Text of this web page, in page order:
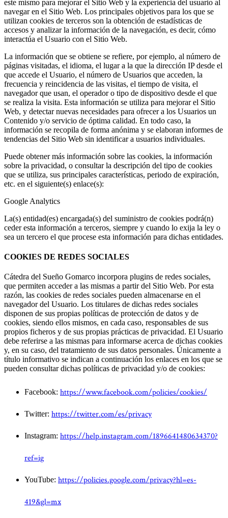
este mismo para mejorar el Sitio Web y la experiencia del usuario al
navegar en el Sitio Web. Los principales objetivos para los que se
utilizan cookies de terceros son la obtención de estadísticas de
accesos y analizar la información de la navegación, es decir, cómo
interactúa el Usuario con el Sitio Web.
La información que se obtiene se refiere, por ejemplo, al número de
páginas visitadas, el idioma, el lugar a la que la dirección IP desde el
que accede el Usuario, el número de Usuarios que acceden, la
frecuencia y reincidencia de las visitas, el tiempo de visita, el
navegador que usan, el operador o tipo de dispositivo desde el que
se realiza la visita. Esta información se utiliza para mejorar el Sitio
Web, y detectar nuevas necesidades para ofrecer a los Usuarios un
Contenido y/o servicio de óptima calidad. En todo caso, la
información se recopila de forma anónima y se elaboran informes de
tendencias del Sitio Web sin identificar a usuarios individuales.
Puede obtener más información sobre las cookies, la información
sobre la privacidad, o consultar la descripción del tipo de cookies
que se utiliza, sus principales características, periodo de expiración,
etc. en el siguiente(s) enlace(s):
Google Analytics
La(s) entidad(es) encargada(s) del suministro de cookies podrá(n)
ceder esta información a terceros, siempre y cuando lo exija la ley o
sea un tercero el que procese esta información para dichas entidades.
COOKIES DE REDES SOCIALES
Cátedra del Sueño Gomarco incorpora plugins de redes sociales,
que permiten acceder a las mismas a partir del Sitio Web. Por esta
razón, las cookies de redes sociales pueden almacenarse en el
navegador del Usuario. Los titulares de dichas redes sociales
disponen de sus propias políticas de protección de datos y de
cookies, siendo ellos mismos, en cada caso, responsables de sus
propios ficheros y de sus propias prácticas de privacidad. El Usuario
debe referirse a las mismas para informarse acerca de dichas cookies
y, en su caso, del tratamiento de sus datos personales. Únicamente a
título informativo se indican a continuación los enlaces en los que se
pueden consultar dichas políticas de privacidad y/o de cookies:
Facebook: https://www.facebook.com/policies/cookies/
Twitter: https://twitter.com/es/privacy
Instagram: https://help.instagram.com/1896641480634370?
ref=ig
YouTube: https://policies.google.com/privacy?hl=es-
419&gl=mx